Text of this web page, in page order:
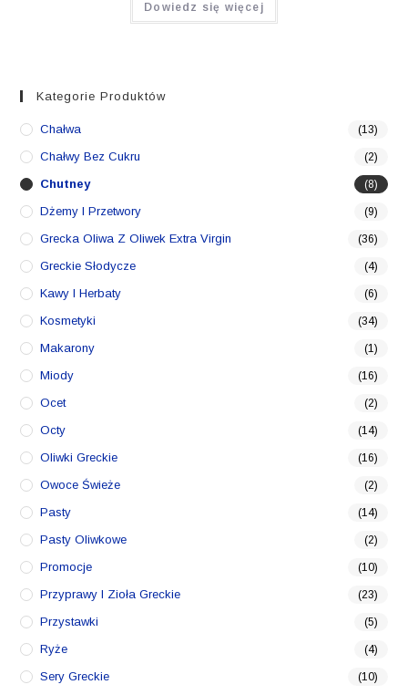
4.00 na 5
Dowiedz się więcej
Kategorie Produktów
Chałwa (13)
Chałwy Bez Cukru (2)
Chutney (8)
Dżemy I Przetwory (9)
Grecka Oliwa Z Oliwek Extra Virgin (36)
Greckie Słodycze (4)
Kawy I Herbaty (6)
Kosmetyki (34)
Makarony (1)
Miody (16)
Ocet (2)
Octy (14)
Oliwki Greckie (16)
Owoce Świeże (2)
Pasty (14)
Pasty Oliwkowe (2)
Promocje (10)
Przyprawy I Zioła Greckie (23)
Przystawki (5)
Ryże (4)
Sery Greckie (10)